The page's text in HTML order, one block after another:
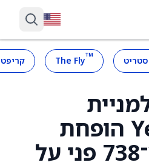
סטריט ™
The Fly
Yellow Cake הופחת
ל־736 פני מ־738 פני על